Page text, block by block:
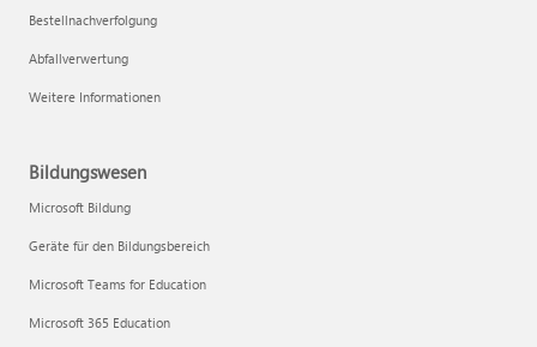
Bestellnachverfolgung
Abfallverwertung
Weitere Informationen
Bildungswesen
Microsoft Bildung
Geräte für den Bildungsbereich
Microsoft Teams for Education
Microsoft 365 Education